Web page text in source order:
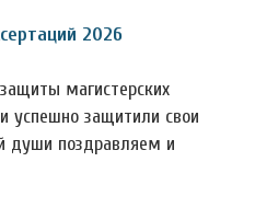
2026
магистерских
успешно защитили свои
души поздравляем и